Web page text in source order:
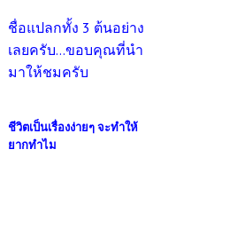
ชื่อแปลกทั้ง 3 ต้นอย่าง
เลยครับ...ขอบคุณที่นำ
มาให้ชมครับ
ชีวิตเป็นเรื่องง่ายๆ จะทำให้
ยากทำไม